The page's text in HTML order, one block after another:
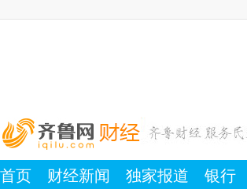
首页 财经新闻 独家报道 银行